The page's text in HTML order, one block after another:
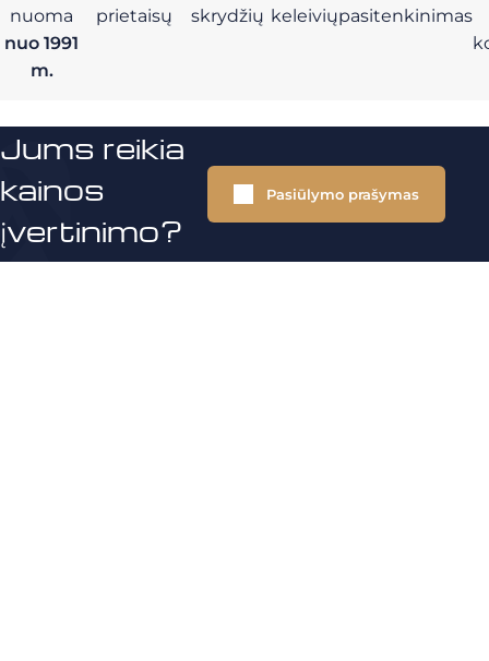
nuoma
nuo 1991
m.
prietaisų
skrydžių keleiviųpasitenkinimas
Jums reikia
kainos
įvertinimo?
Pasiūlymo prašymas